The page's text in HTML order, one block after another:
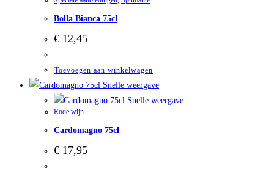
Bolla Bianca 75cl
€ 12,45
Toevoegen aan winkelwagen
Snelle weergave
Snelle weergave
Rode wijn
Cardomagno 75cl
€ 17,95